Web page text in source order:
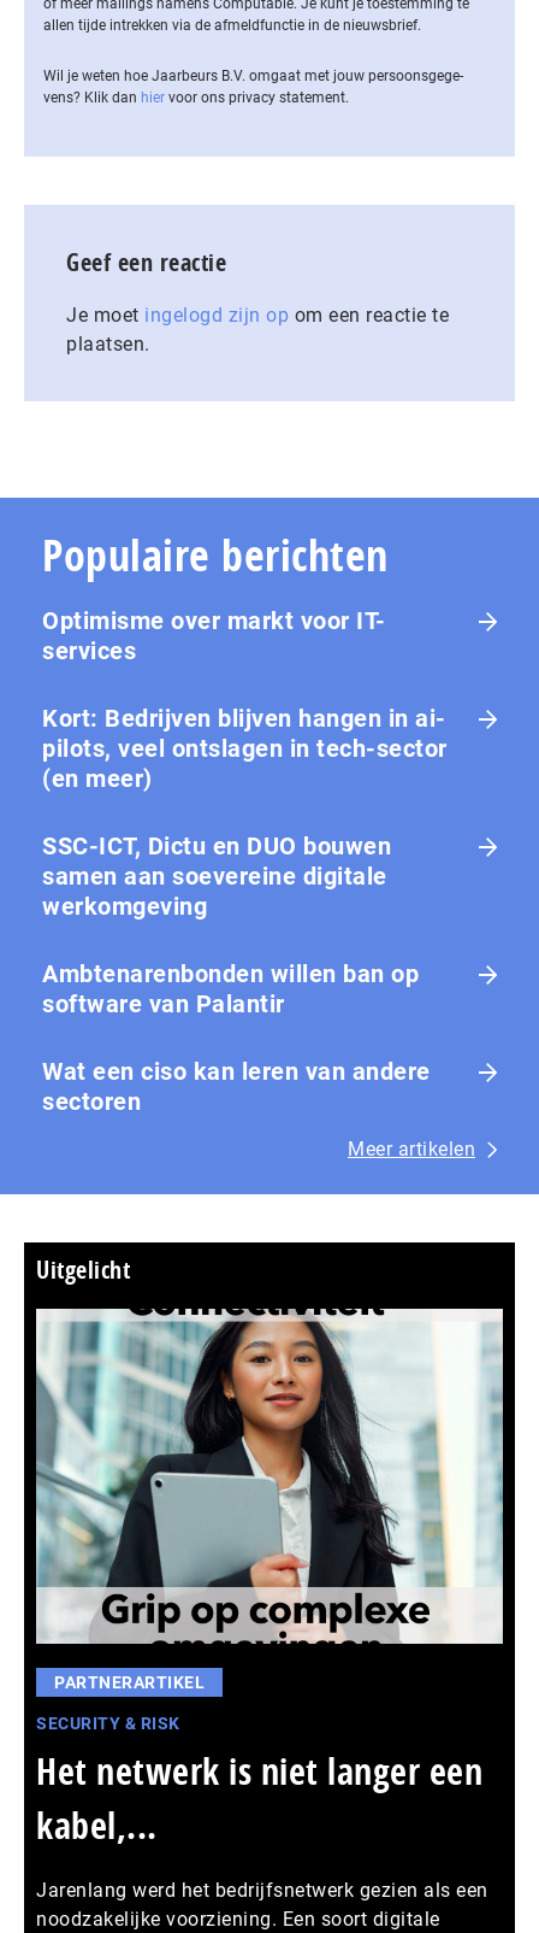
of meer mailings namens Computable. Je kunt je toestemming te
allen tijde intrekken via de af­meld­func­tie in de nieuwsbrief.
Wil je weten hoe Jaarbeurs B.V. omgaat met jouw per­soons­ge­ge­
vens? Klik dan hier voor ons privacy statement.
Geef een reactie
Je moet ingelogd zijn op om een reactie te
plaatsen.
Populaire berichten
Optimisme over markt voor IT-
services
Kort: Bedrijven blijven hangen in ai-
pilots, veel ontslagen in tech-sector
(en meer)
SSC-ICT, Dictu en DUO bouwen
samen aan soevereine digitale
werkomgeving
Ambtenarenbonden willen ban op
software van Palantir
Wat een ciso kan leren van andere
sectoren
Meer artikelen
Uitgelicht
PARTNERARTIKEL
SECURITY & RISK
Het netwerk is niet langer een
kabel,...
Jarenlang werd het bedrijfsnetwerk gezien als een
noodzakelijke voorziening. Een soort digitale